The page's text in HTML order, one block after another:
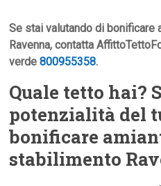
Se stai valutando di bonificare
Ravenna, contatta
verde800955358.
Quale tetto hai?
potenzialità del
bonificare
stabilimento